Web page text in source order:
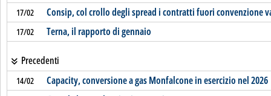
17/02 Consip, col crollo degli spread i contratti fuori convenzione
17/02 Terna, il rapporto di gennaio
Precedenti
14/02 Capacity, conversione a gas Monfalcone in esercizio nel 2026